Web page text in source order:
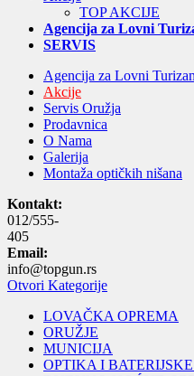
TOP AKCIJE
Agencija za Lovni
SERVIS
Agencija za Lovni
Akcije
Servis Oružja
Prodavnica
O Nama
Galerija
Montaža optičkih nišana
Kontakt:
012/555-
405
Email:
info@topgun.rs
Otvori Kategorije
LOVAČKA OPREMA
ORUŽJE
MUNICIJA
OPTIKA I